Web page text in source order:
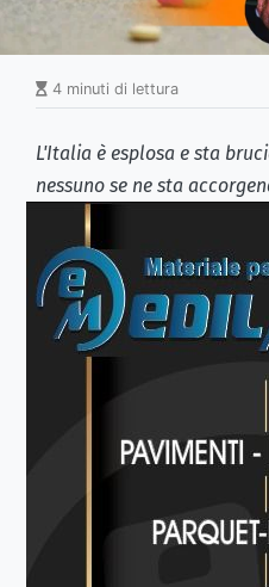
4 minuti di lettura
L'Italia è esplosa e sta
nessuno se ne sta